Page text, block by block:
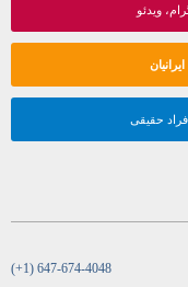
ویدئو
حقیقی
(+1) 647-674-4048